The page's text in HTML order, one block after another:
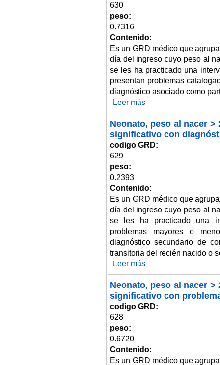
630
peso:
0.7316
Contenido:
Es un GRD médico que
día del ingreso cuyo peso al
se les ha practicado una
presentan problemas
diagnóstico asociado como
Leer más
Neonato, peso al nacer
significativo con
codigo GRD:
629
peso:
0.2393
Contenido:
Es un GRD médico que
día del ingreso cuyo peso al
se les ha practicado una
problemas mayores o
diagnóstico secundario de
transitoria del recién nacido o
Leer más
Neonato, peso al nacer
significativo con
codigo GRD:
628
peso:
0.6720
Contenido:
Es un GRD médico que